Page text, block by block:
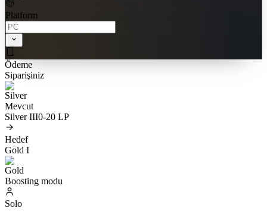
Platform
Ödeme
Siparişiniz
Mevcut
Silver III0-20 LP
Hedef
Gold I
Boosting modu
Solo